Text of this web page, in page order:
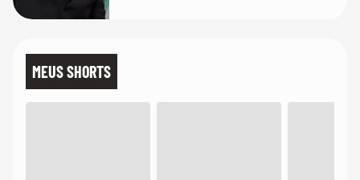
MEUS SHORTS